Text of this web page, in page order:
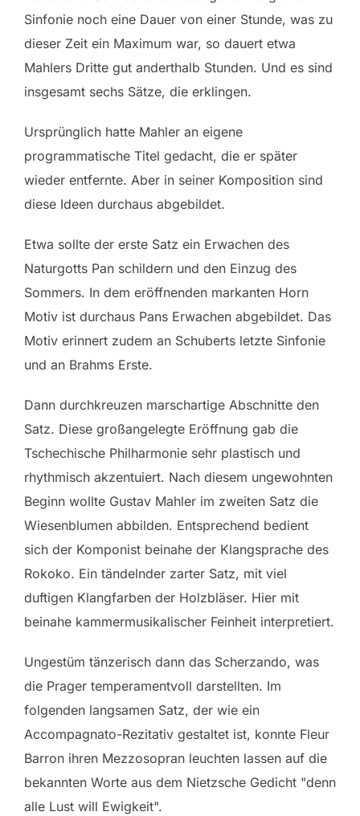
Sinfonie noch eine Dauer von einer Stunde, was zu
dieser Zeit ein Maximum war, so dauert etwa
Mahlers Dritte gut anderthalb Stunden. Und es sind
insgesamt sechs Sätze, die erklingen.
Ursprünglich hatte Mahler an eigene
programmatische Titel gedacht, die er später
wieder entfernte. Aber in seiner Komposition sind
diese Ideen durchaus abgebildet.
Etwa sollte der erste Satz ein Erwachen des
Naturgotts Pan schildern und den Einzug des
Sommers. In dem eröffnenden markanten Horn
Motiv ist durchaus Pans Erwachen abgebildet. Das
Motiv erinnert zudem an Schuberts letzte Sinfonie
und an Brahms Erste.
Dann durchkreuzen marschartige Abschnitte den
Satz. Diese großangelegte Eröffnung gab die
Tschechische Philharmonie sehr plastisch und
rhythmisch akzentuiert. Nach diesem ungewohnten
Beginn wollte Gustav Mahler im zweiten Satz die
Wiesenblumen abbilden. Entsprechend bedient
sich der Komponist beinahe der Klangsprache des
Rokoko. Ein tändelnder zarter Satz, mit viel
duftigen Klangfarben der Holzbläser. Hier mit
beinahe kammermusikalischer Feinheit interpretiert.
Ungestüm tänzerisch dann das Scherzando, was
die Prager temperamentvoll darstellten. Im
folgenden langsamen Satz, der wie ein
Accompagnato-Rezitativ gestaltet ist, konnte Fleur
Barron ihren Mezzosopran leuchten lassen auf die
bekannten Worte aus dem Nietzsche Gedicht "denn
alle Lust will Ewigkeit".